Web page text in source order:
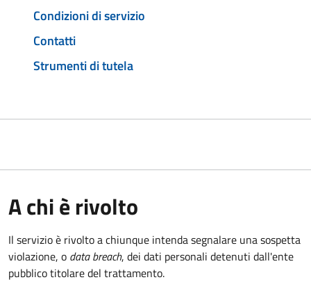
Condizioni di servizio
Contatti
Strumenti di tutela
A chi è rivolto
Il servizio è rivolto a chiunque intenda segnalare una sospetta
violazione, o data breach, dei dati personali detenuti dall'ente
pubblico titolare del trattamento.